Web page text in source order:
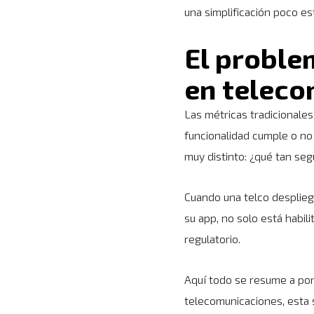
una simplificación poco
El
en
Las métricas
funcionalidad cumple o
muy distinto: ¿qué tan
Cuando una telco
su app, no solo está
regulatorio.
Aquí todo se resume a
telecomunicaciones, esta